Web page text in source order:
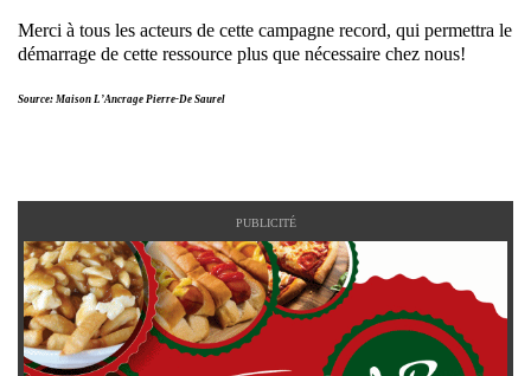
Merci à tous les acteurs de cette campagne record, qui permettra le
démarrage de cette ressource plus que nécessaire chez nous!
Source: Maison L’Ancrage Pierre-De Saurel
PUBLICITÉ